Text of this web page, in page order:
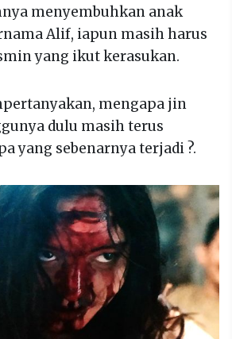
menyembuhkan anak
Alif, iapun masih harus
yang ikut kerasukan.
mengapa jin
dulu masih terus
yang sebenarnya terjadi ?.